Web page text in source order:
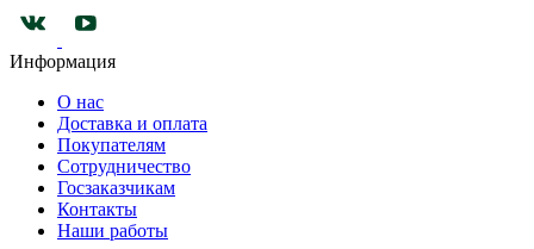
Информация
О нас
Доставка и оплата
Покупателям
Сотрудничество
Госзаказчикам
Контакты
Наши работы